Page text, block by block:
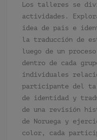
Los talleres se
actividades.
idea de país e
la traducción de
luego de un
dentro de cada
individuales
participante del
de identidad y
de una revisión
de Noruega y
color, cada